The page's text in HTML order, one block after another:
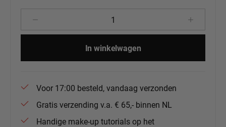
Producthoeveelheid: Voer de
In winkelwagen
Voor 17:00 besteld, vandaag verzonden
Gratis verzending v.a. € 65,- binnen NL
Handige make-up tutorials op het